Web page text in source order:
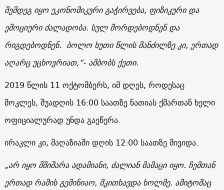
შემდეგ იყო ეკონომიკური გაჭირვება, ფიზიკური და
ემოციური ძალადობა. სულ შორდებოდნენ და
რიგდებოდნენ. ბოლო ხუთი წლის მანძილზე კი, ერთად
აღარც უცხოვრიათ,“- ამბობს ქეთი.
2019 წლის 11 ოქტომბერს, იმ დღეს, როდესაც
მოკლეს, შუადღის 16:00 საათზე ნათიას ქმართან ხელი
ოფიციალურად უნდა გაეწერა.
ირაკლი კი, მაღაზიაში დღის 12:00 საათზე მივიდა.
„არ იყო მშიშარა ადამიანი, ძალიან მამაცი იყო. ჩემთან
ერთად რამის გეშინიაო, მკითხავდა ხოლმე. ამიტომაც